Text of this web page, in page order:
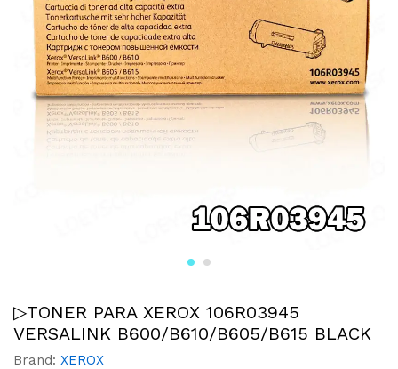
▷TONER PARA XEROX 106R03945
VERSALINK B600/B610/B605/B615 BLACK
Brand: XEROX